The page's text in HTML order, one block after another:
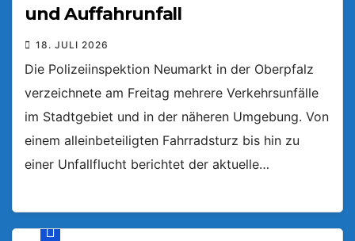
und Auffahrunfall
18. JULI 2026
Die Polizeiinspektion Neumarkt in der Oberpfalz
verzeichnete am Freitag mehrere Verkehrsunfälle
im Stadtgebiet und in der näheren Umgebung. Von
einem alleinbeteiligten Fahrradsturz bis hin zu
einer Unfallflucht berichtet der aktuelle…